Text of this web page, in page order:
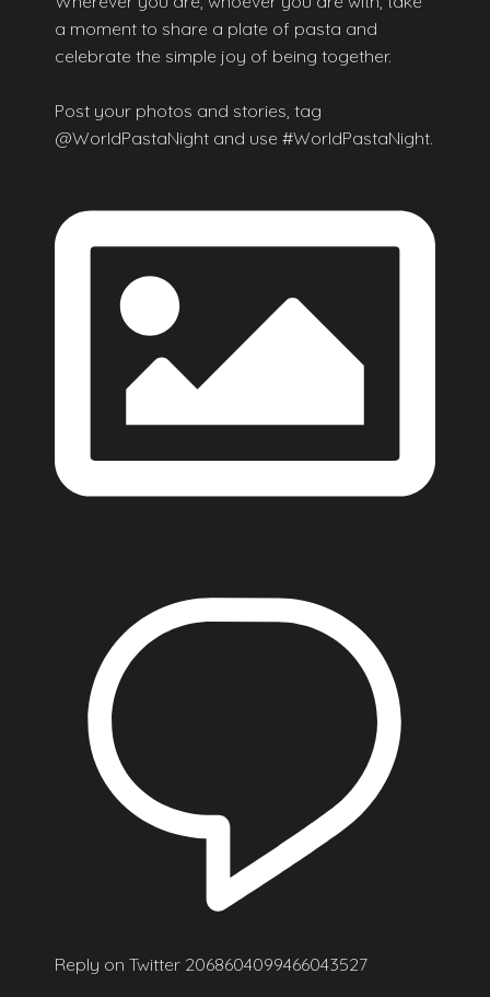
a moment to share a plate of pasta and
celebrate the simple joy of being together.
Post your photos and stories, tag
@WorldPastaNight and use #WorldPastaNight.
Reply on Twitter 2068604099466043527